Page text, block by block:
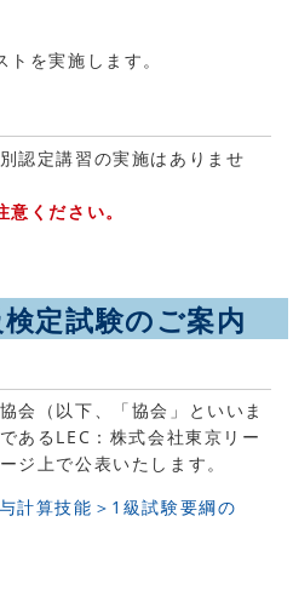
を実施します。
認定講習の実施はありませ
ください。
定試験のご案内
会（以下、「協会」といいま
あるLEC：株式会社東京リー
ジ上で公表いたします。
計算技能＞1級試験要綱の